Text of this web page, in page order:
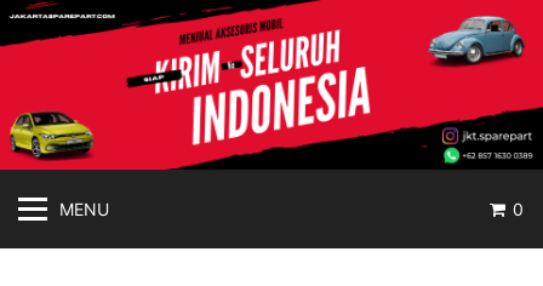
Langsung
ke
jakartasparepart
Online
MENU 0